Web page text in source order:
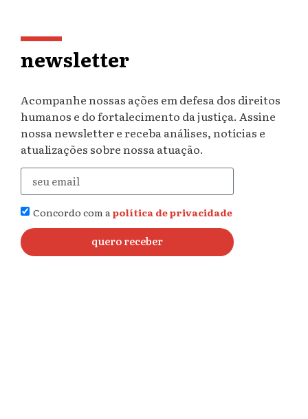
newsletter
Acompanhe nossas ações em defesa dos direitos
humanos e do fortalecimento da justiça. Assine
nossa newsletter e receba análises, notícias e
atualizações sobre nossa atuação.
Concordo com a política de privacidade
quero receber